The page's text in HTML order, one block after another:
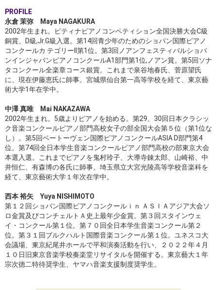
PROFILE
永倉 茉弥 Maya NAGAKURA
2002年生まれ。ピティナピアノコンペティション全国決勝大会C級
銅賞、D級,Jr.G級入選。第14回青少年のためのショパン国際ピアノ
コンクールカ テゴリーII第1位。第3回ノアンフェスティバルショパ
ンインジャパンピアノコンクールA1部門第1位,ノアン賞。第5回ソナ
タコンクール全楽章コース銀賞。これまで泉谷地春氏、菅原望氏
に、現在伊藤恵氏に師事。宮城県仙台第一高等学校を経て、東京藝
術大学1年在学中。
中澤 真唯 Mai NAKAZAWA
2002年生まれ。5歳よりピアノを始める。第29、30回日本クラシッ
ク音楽コンクールピアノ部門高校女子の部全国大会第５位（第1位な
し）。第5回ベートーヴェン国際ピアノコンクールASIA D部門第4
位。第74回全日本学生音楽コンクールピアノ部門高校の部東京大会
本選入選。これまでピアノを鬼村玲子、大導寺錬太郎、山崎裕、中
井恒仁、有森博の各氏に師事。埼玉県立大宮光陵高等学校音楽科を
経て、東京藝術大学１年次在学中。
西本 裕矢 Yuya NISHIMOTO
第１２回ショパン国際ピアノコンクールｉｎ ＡＳＩＡアジア大会ソ
ロ金賞及びコンチェルトＡ史上最年少金賞。第３回スタインウェ
イ・コンクール第１位。第７０回全日本学生音楽コンクール第２
位。第３１回ブルクハルト国際音楽コンクール第１位。ユネスコ大
会議場、東京紀尾井ホールで平和演奏活動を行い、２０２２年４月
１０日旧東京音楽学校奏楽堂リサイタルを開催する。東京藝大１年
宗次德二特待奨学生、ヤマハ音楽支援制度奨学生。